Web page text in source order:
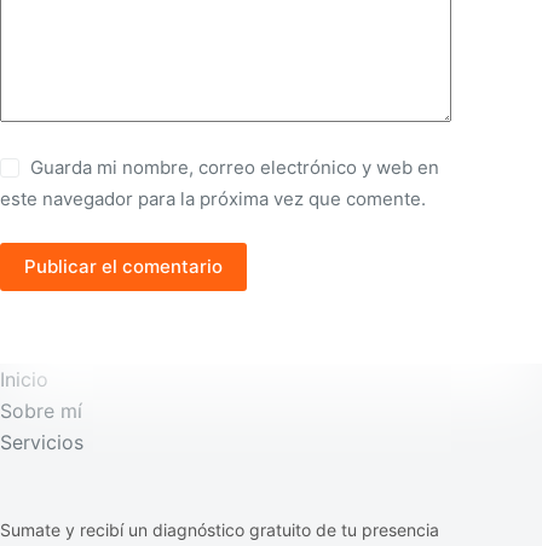
Guarda mi nombre, correo electrónico y web en
este navegador para la próxima vez que comente.
Publicar el comentario
Inicio
Sobre mí
Servicios
Sumate y recibí un diagnóstico gratuito de tu presencia